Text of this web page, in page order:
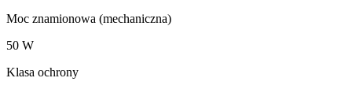
Moc znamionowa (mechaniczna)
50 W
Klasa ochrony